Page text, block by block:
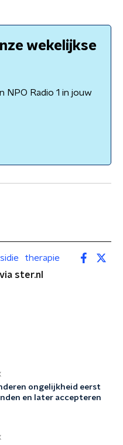
wekelijkse
NPO Radio 1 in jouw
therapie
ster.nl
ongelijkheid eerst
en later accepteren